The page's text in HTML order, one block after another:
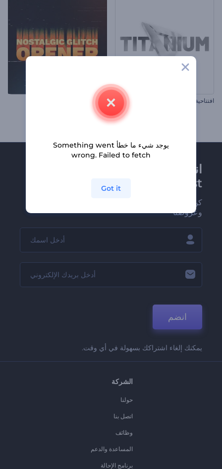
افتتاحية تشكيل التيتانيوم افتتاحية مشوشة قديمة
انضم إلى نشرة
Renderforest الإخبارية
كن من بين أوائل من يستلمون أحدث أخبارنا
وعروضنا
انضم
يمكنك إلغاء اشتراكك بسهولة في أي وقت.
الشركة
حولنا
اتصل بنا
وظائف
المساعدة والدعم
برنامج الإحالة
يوجد شيء ما خطأ Something went
wrong. Failed to fetch
Got it